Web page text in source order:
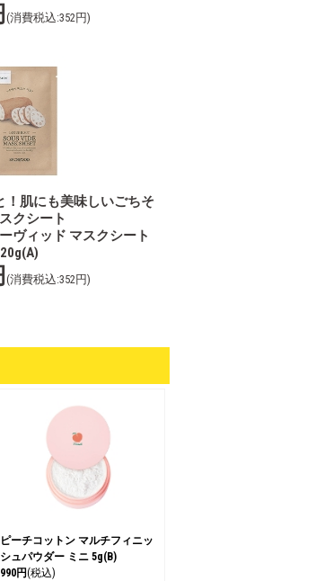
(消費税込:352円)
！肌にも美味しいごちそ
クシート
ヴィッド マスクシート
20g(A)
(消費税込:352円)
ピーチコットン マルチフィニッ
シュパウダー ミニ 5g(B)
990円(税込)